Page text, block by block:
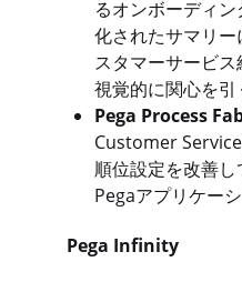
るオンボーディ
化されたサマリ
スタマーサービ
視覚的に関心を引
Pega Process
Customer
順位設定を改善
Pegaアプリケー
Pega Infinity